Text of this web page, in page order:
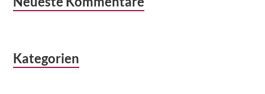
Kategorien